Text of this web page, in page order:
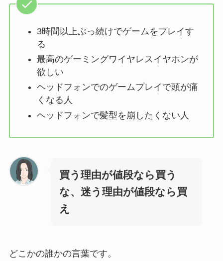
3時間以上ぶっ続けでゲームをプレイす
る
最高のゲーミングワイヤレスイヤホンが
欲しい
ヘッドフォンでのゲームプレイで頭が痛
くなる人
ヘッドフォンで髪型を崩したくない人
買う理由が値段なら買う
な、迷う理由が値段なら買
え
どこかの誰かの言葉です。